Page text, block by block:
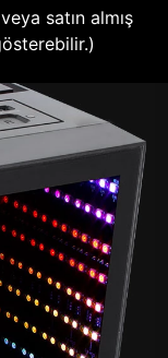
satın almış